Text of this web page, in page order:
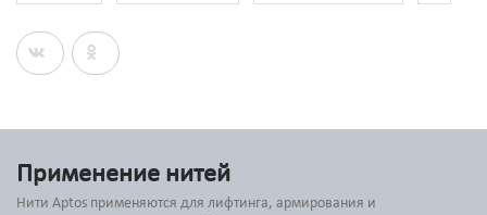
Применение нитей
Нити Aptos применяются для лифтинга, армирования и